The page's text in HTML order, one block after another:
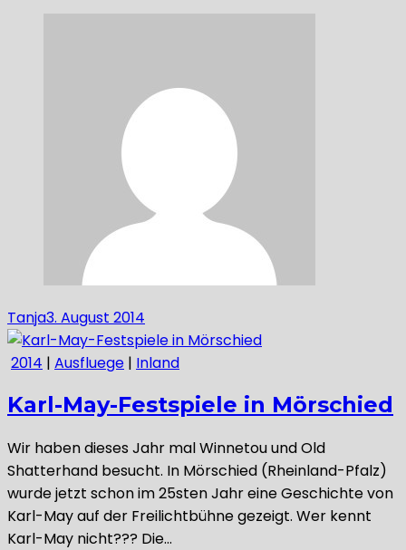
Tanja3. August 2014
2014 | Ausfluege | Inland
Karl-May-Festspiele in Mörschied
Wir haben dieses Jahr mal Winnetou und Old
Shatterhand besucht. In Mörschied (Rheinland-Pfalz)
wurde jetzt schon im 25sten Jahr eine Geschichte von
Karl-May auf der Freilichtbühne gezeigt. Wer kennt
Karl-May nicht??? Die…